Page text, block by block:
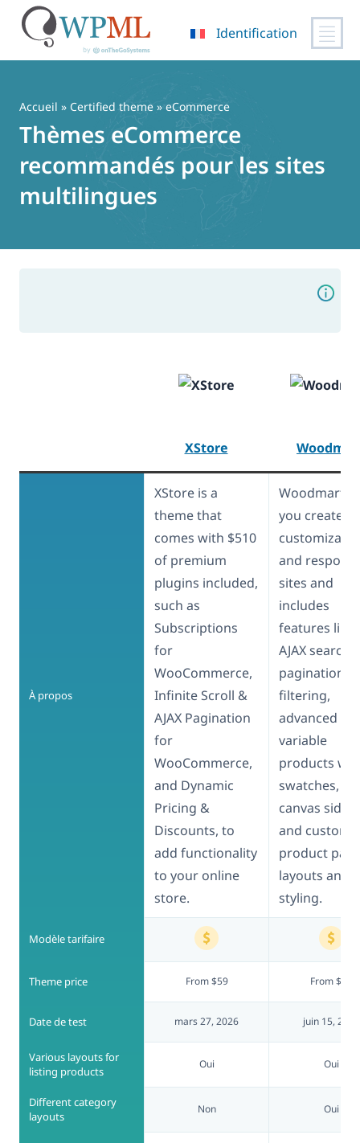
contenu
Identification
Accueil » Certified theme » eCommerce
Thèmes eCommerce
recommandés pour les sites
multilingues
XStore
À propos
XStore is a
theme that
comes with $510
of premium
plugins included,
such as
Subscriptions
for
WooCommerce,
Infinite Scroll &
AJAX Pagination
for
WooCommerce,
and Dynamic
Pricing &
Discounts, to
add functionality
to your online
store.
Woodmart
you create
customizable
and
sites and
includes
features like
AJAX search,
pagination,
filtering,
advanced
variable
products
swatches,
canvas
and custom
product
layouts and
styling.
Modèle tarifaire
Theme price From $59 From $59
Date de test mars 27, 2026 juin 15, 2026
Various layouts for
listing products
Oui Oui
Different category
layouts
Non Oui